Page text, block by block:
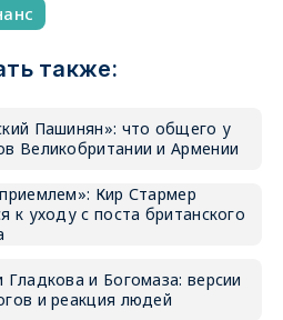
также:
Пашинян»: что общего у
Великобритании и Армении
Кир Стармер
к уходу с поста британского
Гладкова и Богомаза: версии
и реакция людей